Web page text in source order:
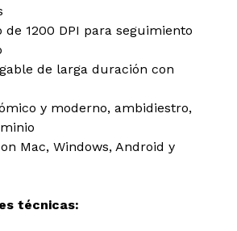
de 1200 DPI para seguimiento
de larga duración con
y moderno, ambidiestro,
Mac, Windows, Android y
técnicas: